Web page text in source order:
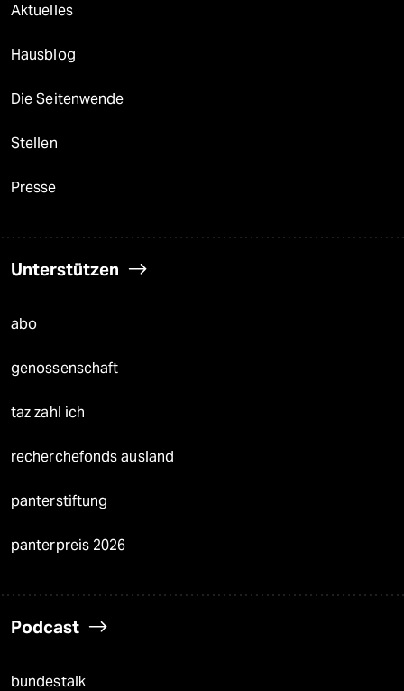
Aktuelles
Hausblog
Die Seitenwende
Stellen
Presse
Unterstützen
abo
genossenschaft
taz zahl ich
recherchefonds ausland
panterstiftung
panterpreis 2026
Podcast
bundestalk